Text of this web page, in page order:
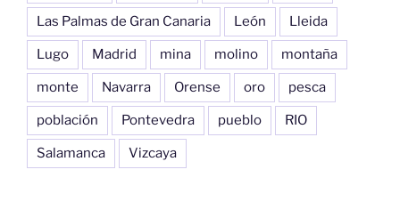
Las Palmas de Gran Canaria León Lleida
Lugo Madrid mina molino montaña
monte Navarra Orense oro pesca
población Pontevedra pueblo RIO
Salamanca Vizcaya